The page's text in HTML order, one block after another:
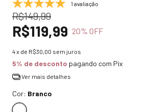
1 avaliação
R$149,99
R$119,99 20% OFF
4x de R$30,00 sem juros
5% de desconto pagando com Pix
Ver mais detalhes
Cor: Branco